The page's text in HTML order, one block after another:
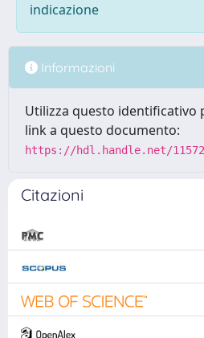
indicazione
Informazioni
Utilizza questo identificativo
link a questo documento:
https://hdl.handle.net/
Citazioni